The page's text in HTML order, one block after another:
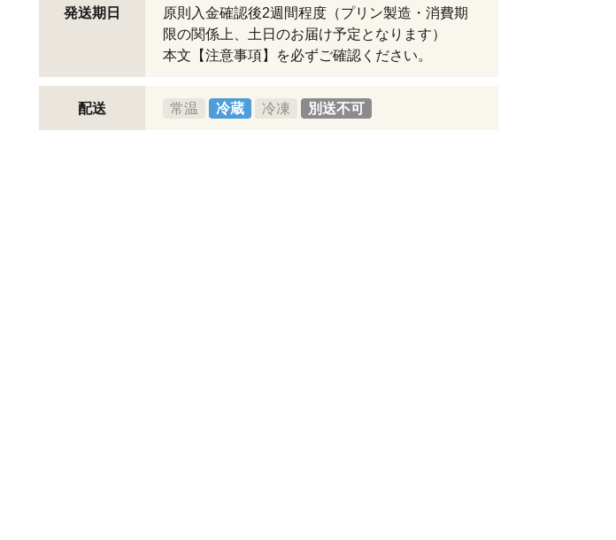
発送期日
原則入金確認後2週間程度（プリン製造・消費期
限の関係上、土日のお届け予定となります）
本文【注意事項】を必ずご確認ください。
配送 常温 冷蔵 冷凍 別送不可